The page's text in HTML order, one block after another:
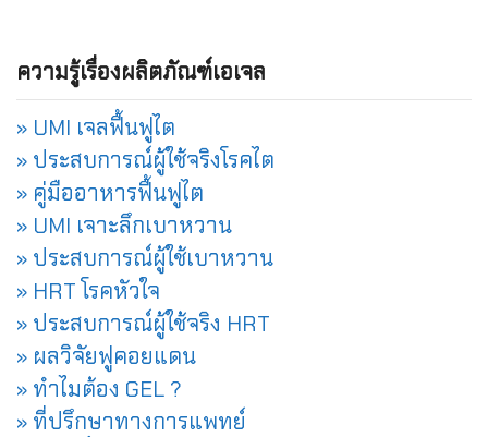
ความรู้เรื่องผลิตภัณฑ์เอเจล
» UMI เจลฟื้นฟูไต
» ประสบการณ์ผู้ใช้จริงโรคไต
» คู่มืออาหารฟื้นฟูไต
» UMI เจาะลึกเบาหวาน
» ประสบการณ์ผู้ใช้เบาหวาน
» HRT โรคหัวใจ
» ประสบการณ์ผู้ใช้จริง HRT
» ผลวิจัยฟูคอยแดน
» ทำไมต้อง GEL ?
» ที่ปรึกษาทางการแพทย์